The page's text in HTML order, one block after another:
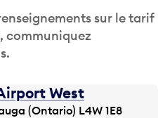
sur le tarif
communiquez
West
(Ontario) L4W 1E8